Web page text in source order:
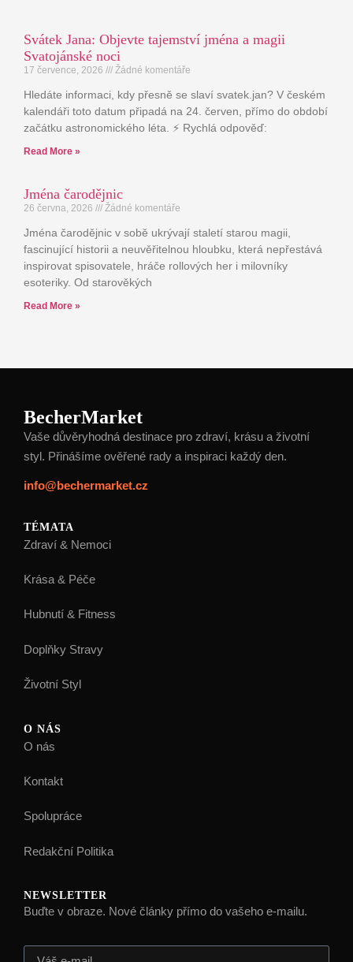
Svátek Jana: Objevte tajemství jména a magii
Svatojánské noci
17 července, 2026 Žádné komentáře
Hledáte informaci, kdy přesně se slaví svatek.jan? V českém
kalendáři toto datum připadá na 24. červen, přímo do období
začátku astronomického léta. ⚡ Rychlá odpověď:
Read More »
Jména čarodějnic
26 června, 2026 Žádné komentáře
Jména čarodějnic v sobě ukrývají staletí starou magii,
fascinující historii a neuvěřitelnou hloubku, která nepřestává
inspirovat spisovatele, hráče rollových her i milovníky
esoteriky. Od starověkých
Read More »
BecherMarket
Vaše důvěryhodná destinace pro zdraví, krásu a životní
styl. Přinášíme ověřené rady a inspiraci každý den.
info@bechermarket.cz
TÉMATA
Zdraví & Nemoci
Krása & Péče
Hubnutí & Fitness
Doplňky Stravy
Životní Styl
O NÁS
O nás
Kontakt
Spolupráce
Redakční Politika
NEWSLETTER
Buďte v obraze. Nové články přímo do vašeho e-mailu.